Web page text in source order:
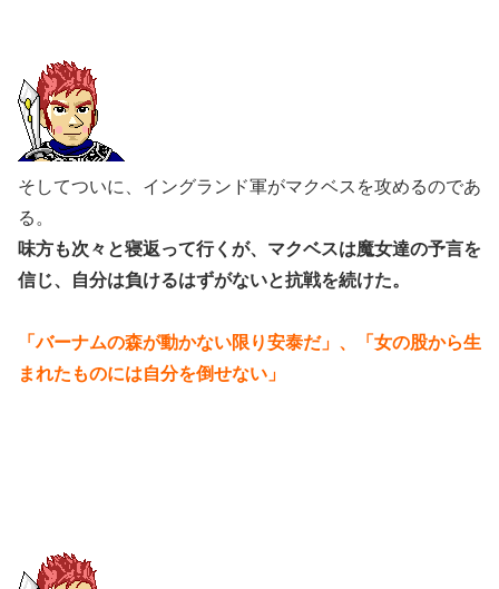
そしてついに、イングランド軍がマクベスを攻めるのであ
る。
味方も次々と寝返って行くが、マクベスは魔女達の予言を
信じ、自分は負けるはずがないと抗戦を続けた。
「バーナムの森が動かない限り安泰だ」、「女の股から生
まれたものには自分を倒せない」